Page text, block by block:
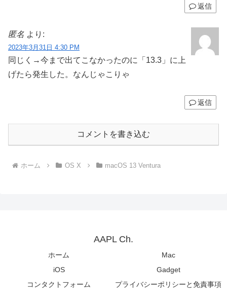
返信
匿名 より:
2023年3月31日 4:30 PM
同じく→今まで出てこなかったのに「13.3」に上
げたら発生した。なんじゃこりゃ
返信
コメントを書き込む
ホーム OS X macOS 13 Ventura
AAPL Ch.
ホーム
Mac
iOS
Gadget
コンタクトフォーム
プライバシーポリシーと免責事項